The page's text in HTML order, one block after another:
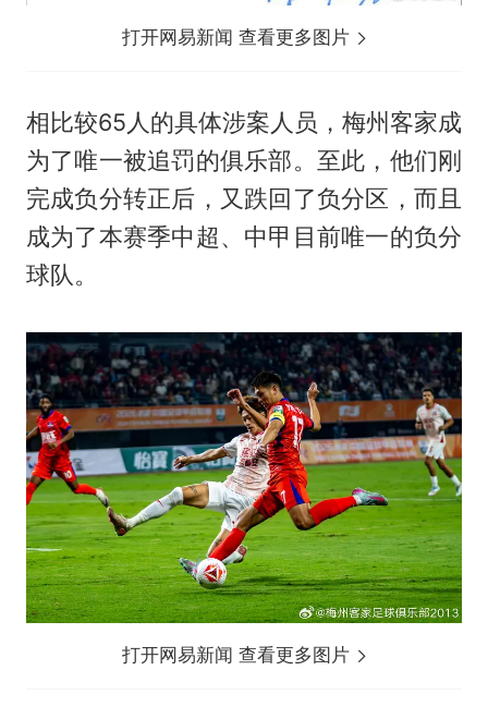
打开网易新闻 查看更多图片
相比较65人的具体涉案人员，梅州客家成
为了唯一被追罚的俱乐部。至此，他们刚
完成负分转正后，又跌回了负分区，而且
成为了本赛季中超、中甲目前唯一的负分
球队。
打开网易新闻 查看更多图片